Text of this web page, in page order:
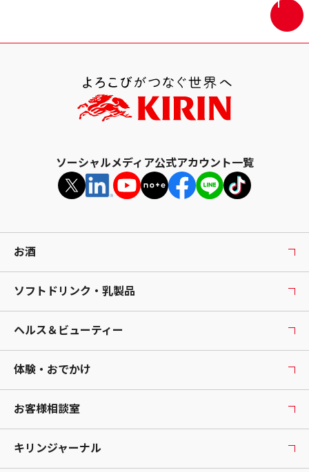
画
面
ソーシャルメディア公式アカウント一覧
お酒
ソフトドリンク・乳製品
ヘルス＆ビューティー
体験・おでかけ
お客様相談室
キリンジャーナル